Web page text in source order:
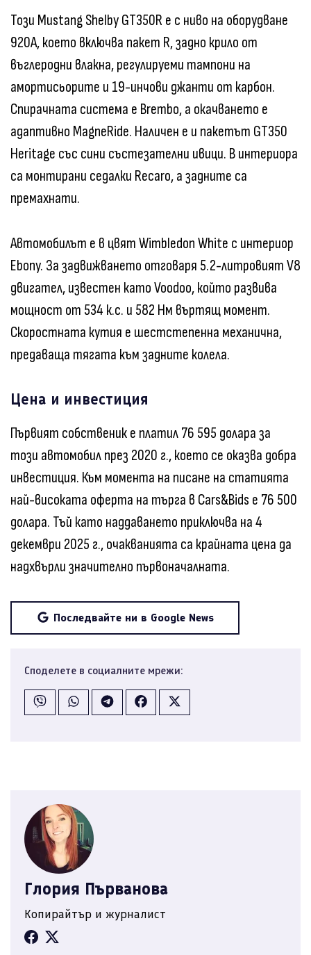
Този Mustang Shelby GT350R е с ниво на оборудване
920A, което включва пакет R, задно крило от
въглеродни влакна, регулируеми тампони на
амортисьорите и 19-инчови джанти от карбон.
Спирачната система е Brembo, а окачването е
адаптивно MagneRide. Наличен е и пакетът GT350
Heritage със сини състезателни ивици. В интериора
са монтирани седалки Recaro, а задните са
премахнати.
Автомобилът е в цвят Wimbledon White с интериор
Ebony. За задвижването отговаря 5.2-литровият V8
двигател, известен като Voodoo, който развива
мощност от 534 к.с. и 582 Нм въртящ момент.
Скоростната кутия е шестстепенна механична,
предаваща тягата към задните колела.
Цена и инвестиция
Първият собственик е платил 76 595 долара за
този автомобил през 2020 г., което се оказва добра
инвестиция. Към момента на писане на статията
най-високата оферта на търга в Cars&Bids е 76 500
долара. Тъй като наддаването приключва на 4
декември 2025 г., очакванията са крайната цена да
надхвърли значително първоначалната.
Последвайте ни в Google News
Споделете в социалните мрежи:
Глория Първанова
Копирайтър и журналист